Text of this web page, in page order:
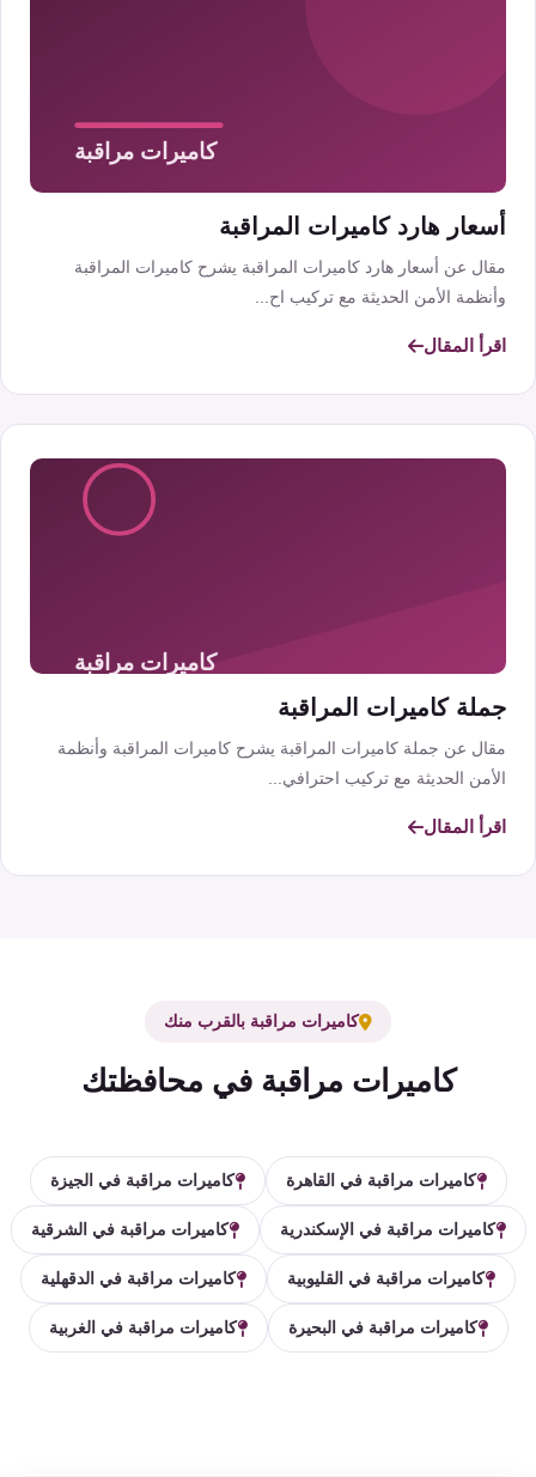
أسعار هارد كاميرات المراقبة
مقال عن أسعار هارد كاميرات المراقبة يشرح كاميرات المراقبة
وأنظمة الأمن الحديثة مع تركيب اح...
اقرأ المقال
جملة كاميرات المراقبة
مقال عن جملة كاميرات المراقبة يشرح كاميرات المراقبة وأنظمة
الأمن الحديثة مع تركيب احترافي...
اقرأ المقال
كاميرات مراقبة بالقرب منك
كاميرات مراقبة في محافظتك
كاميرات مراقبة في القاهرة كاميرات مراقبة في الجيزة
كاميرات مراقبة في الإسكندرية كاميرات مراقبة في الشرقية
كاميرات مراقبة في القليوبية كاميرات مراقبة في الدقهلية
كاميرات مراقبة في البحيرة كاميرات مراقبة في الغربية